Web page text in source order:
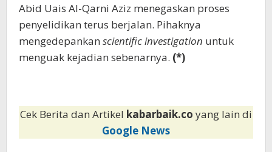
Abid Uais Al-Qarni Aziz menegaskan proses
penyelidikan terus berjalan. Pihaknya
mengedepankan scientific investigation untuk
menguak kejadian sebenarnya. (*)
Cek Berita dan Artikel kabarbaik.co yang lain di
Google News